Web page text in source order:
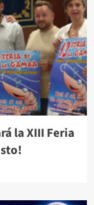
la XIII Feria